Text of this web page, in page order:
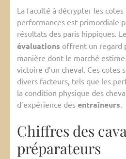
La faculté à décrypter les cotes
performances est primordiale
résultats des paris hippiques.
évaluations offrent un regard
manière dont le marché estime
victoire d’un cheval. Ces cotes
divers facteurs, tels que les
la condition physique des
d’expérience des entraîneurs.
Chiffres des
préparateurs